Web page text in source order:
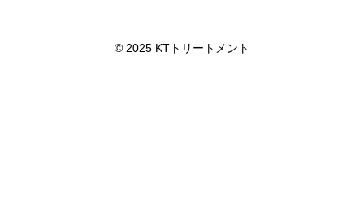
© 2025 KTトリートメント